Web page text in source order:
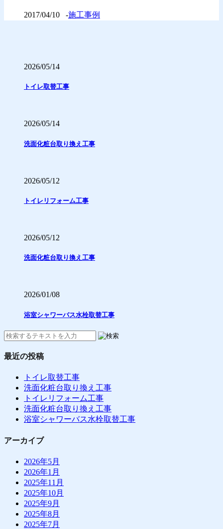
2017/04/10 -施工事例
2026/05/14
トイレ取替工事
2026/05/14
洗面化粧台取り換え工事
2026/05/12
トイレリフォーム工事
2026/05/12
洗面化粧台取り換え工事
2026/01/08
浴室シャワーバス水栓取替工事
最近の投稿
トイレ取替工事
洗面化粧台取り換え工事
トイレリフォーム工事
洗面化粧台取り換え工事
浴室シャワーバス水栓取替工事
アーカイブ
2026年5月
2026年1月
2025年11月
2025年10月
2025年9月
2025年8月
2025年7月